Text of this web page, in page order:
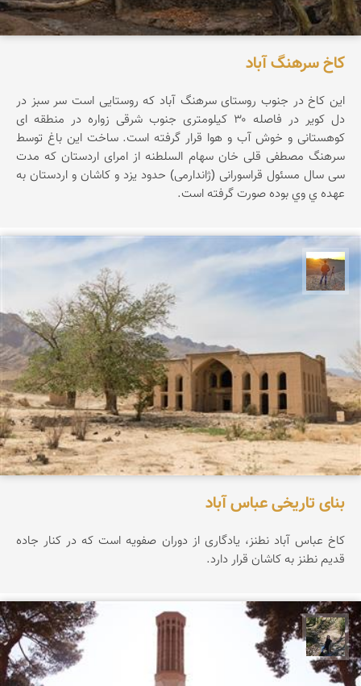
کاخ سرهنگ آباد
این کاخ در جنوب روستای سرهنگ آباد که روستایی است سر سبز در
دل کویر در فاصله ۳۰ کیلومتری جنوب شرقی زواره در منطقه ای
کوهستانی و خوش آب و هوا قرار گرفته است. ساخت این باغ توسط
سرهنگ مصطفی قلی خان سهام السلطنه از امرای اردستان که مدت
سی سال مسئول قراسورانی (ژاندارمی) حدود یزد و کاشان و اردستان به
عهده ي وي بوده صورت گرفته است.
مهدی مخلصیان
بنای تاریخی عباس آباد
کاخ عباس آباد نطنز، یادگاری از دوران صفویه است که در کنار جاده
قدیم نطنز به کاشان قرار دارد.
مونا سلطانی